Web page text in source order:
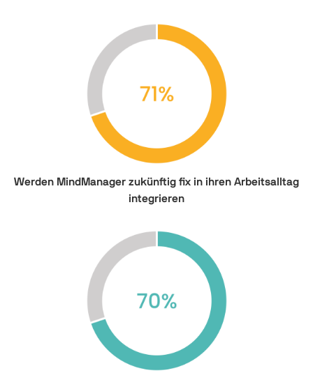
Werden MindManager zukünftig fix in ihren Arbeitsalltag
integrieren